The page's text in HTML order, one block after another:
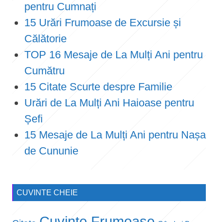
pentru Cumnați
15 Urări Frumoase de Excursie și
Călătorie
TOP 16 Mesaje de La Mulți Ani pentru
Cumătru
15 Citate Scurte despre Familie
Urări de La Mulți Ani Haioase pentru
Șefi
15 Mesaje de La Mulți Ani pentru Nașa
de Cununie
CUVINTE CHEIE